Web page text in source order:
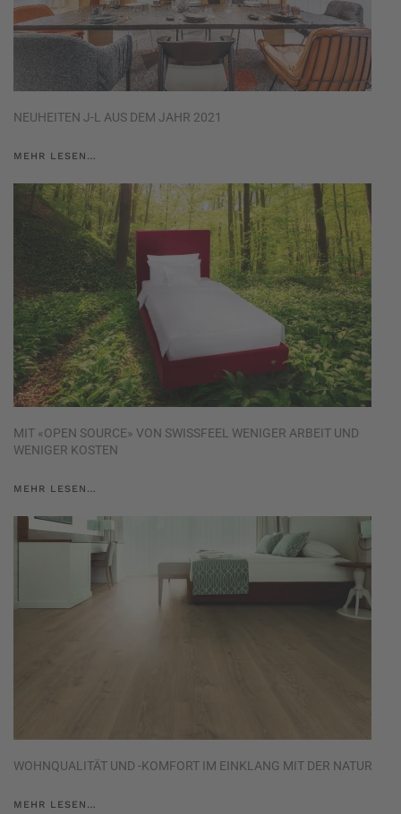
NEUHEITEN J-L AUS DEM JAHR 2021
MEHR LESEN…
MIT «OPEN SOURCE» VON SWISSFEEL WENIGER ARBEIT UND
WENIGER KOSTEN
MEHR LESEN…
WOHNQUALITÄT UND -KOMFORT IM EINKLANG MIT DER NATUR
MEHR LESEN…